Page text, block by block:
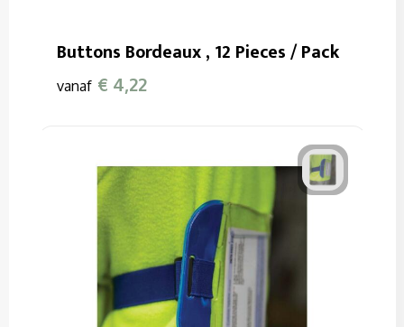
Buttons Bordeaux , 12 Pieces / Pack
vanaf € 4,22